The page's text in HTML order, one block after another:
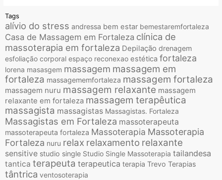
Tags
alívio do stress andressa bem estar bemestaremfortaleza
Casa de Massagem em Fortaleza clínica de
massoterapia em fortaleza Depilação drenagem
esfoliação corporal espaço reconexao estética fortaleza
lorena masasgem massagem massagem em
fortaleza massagememfortaleza massagem fortaleza
massagem nuru massagem relaxante massagem
relaxante em fortaleza massagem terapêutica
massagista massagistas Massagistas. Fortaleza
Massagistas em Fortaleza massoterapeuta
massoterapeuta fortaleza Massoterapia Massoterapia
Fortaleza nuru relax relaxamento relaxante
sensitive studio single Studio Single Massoterapia tailandesa
tantica terapeuta terapeutica terapia Trevo Terapias
tântrica ventosoterapia